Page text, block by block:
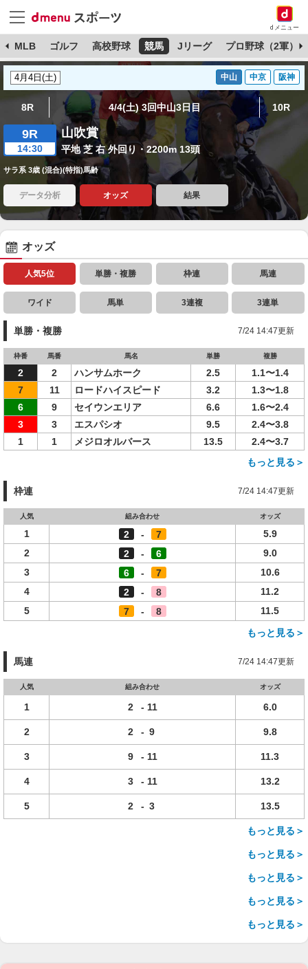
dメニュー
MLB ゴルフ 高校野球 競馬 Jリーグ プロ野球（2軍）
中山 中京 阪神
8R 4/4(土) 3回中山3日目 10R
9R
14:30
山吹賞
平地 芝 右 外回り・2200m 13頭
サラ系 3歳 (混合)(特指)馬齢
データ分析 オッズ 結果
オッズ
人気5位 単勝・複勝 枠連 馬連
ワイド 馬単 3連複 3連単
単勝・複勝 7/24 14:47更新
枠番 馬番 馬名 単勝 複勝
2 2 ハンサムホーク 2.5
1.1〜1.4
7
11 ロードハイスピード 3.2
1.3〜1.8
6
9 セイウンエリア 6.6
1.6〜2.4
3
3 エスパシオ 9.5
2.4〜3.8
1
1 メジロオルバース 13.5
2.4〜3.7
もっと見る＞
枠連 7/24 14:47更新
人気 組み合わせ オッズ
1 2 - 7
5.9
2
2 - 6
9.0
3
6 - 7
10.6
4
2 - 8
11.2
5
7 - 8
11.5
もっと見る＞
馬連 7/24 14:47更新
人気 組み合わせ オッズ
1 2 - 11 6.0
2 2 - 9 9.8
3 9 - 11 11.3
4 3 - 11 13.2
5 2 - 3 13.5
もっと見る＞
もっと見る＞
もっと見る＞
もっと見る＞
もっと見る＞